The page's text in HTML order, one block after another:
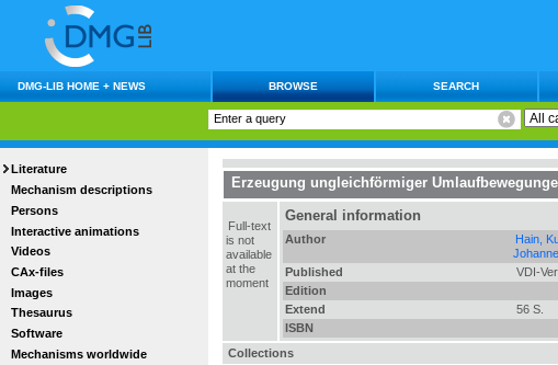
DMG-LIB HOME + NEWS BROWSE SEARCH
Literature
Mechanism descriptions
Persons
Interactive animations
Videos
CAx-files
Images
Thesaurus
Software
Mechanisms worldwide
Erzeugung ungleichförmiger
Full-text
is not
available
at the
moment
General information
Author Hain,
Published
VDI-
Edition
Extend
56 S.
ISBN
Collections